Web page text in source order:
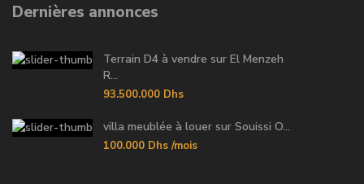
Dernières annonces
Terrain D4 à vendre sur El Menzeh
R...
93.500.000 Dhs
villa meublée à louer sur Souissi O...
100.000 Dhs /mois